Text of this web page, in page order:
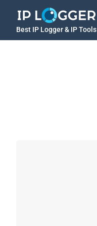
Best IP Logger & IP Tools